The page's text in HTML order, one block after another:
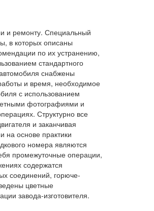
и ремонту. Специальный
в которых описаны
по их устранению,
стандартного
снабжены
и время, необходимое
с использованием
фотографиями и
Структурно все
и заканчивая
основе практики
номера являются
промежуточные операции,
содержатся
соединений, горюче-
цветные
завода-изготовителя.